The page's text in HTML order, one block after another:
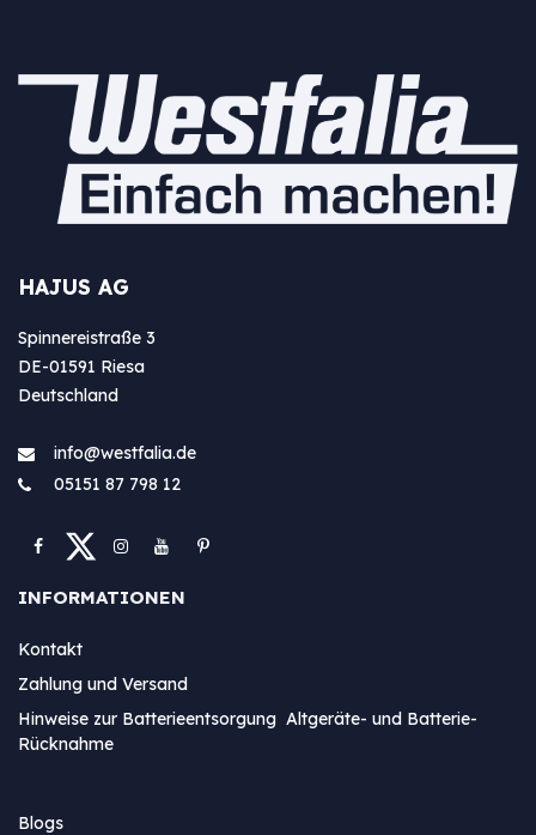
HAJUS AG
Spinnereistraße 3
DE-01591 Riesa
Deutschland
info@westfa​lia.de
05151 87 798 12
INFORMATIONEN
Kontakt
Zahlung und Versand
Hinweise zur Batterieentsorgung Altgeräte- und Batterie-
Rücknahme
Blogs